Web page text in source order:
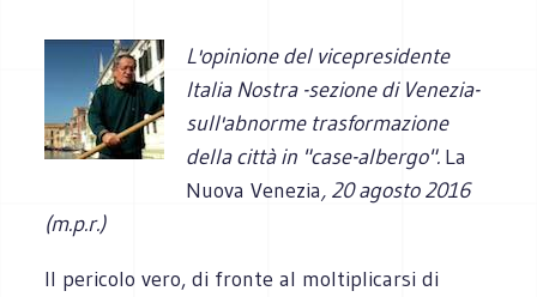
L'opinione del vicepresidente
Italia Nostra -sezione di Venezia-
sull'abnorme trasformazione
della città in "case-albergo". La
Nuova Venezia, 20 agosto 2016
(m.p.r.)
Il pericolo vero, di fronte al moltiplicarsi di